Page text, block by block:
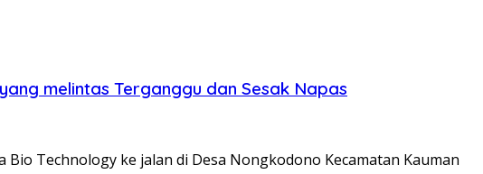
melintas Terganggu dan Sesak Napas
Technology ke jalan di Desa Nongkodono Kecamatan Kauman